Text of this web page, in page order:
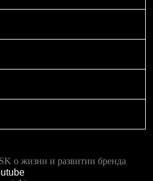
о жизни и развитии бренда